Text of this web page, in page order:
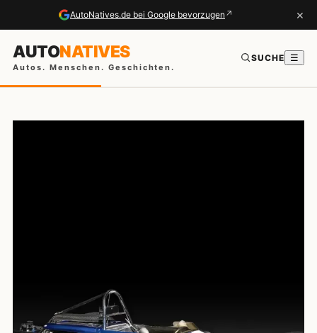
AutoNatives.de bei Google bevorzugen ↗ ×
AUTONATIVES
Autos. Menschen. Geschichten.
SUCHE ☰